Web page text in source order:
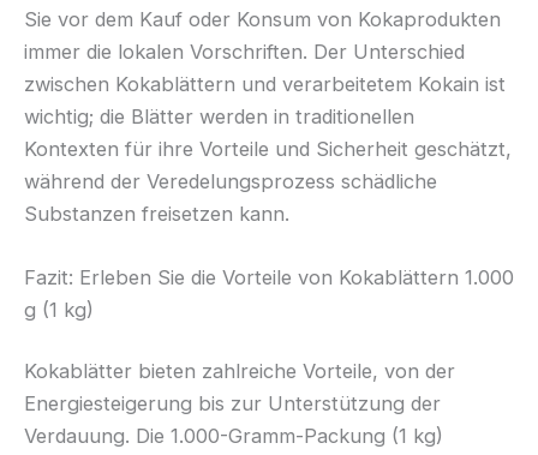
Sie vor dem Kauf oder Konsum von Kokaprodukten
immer die lokalen Vorschriften. Der Unterschied
zwischen Kokablättern und verarbeitetem Kokain ist
wichtig; die Blätter werden in traditionellen
Kontexten für ihre Vorteile und Sicherheit geschätzt,
während der Veredelungsprozess schädliche
Substanzen freisetzen kann.
Fazit: Erleben Sie die Vorteile von Kokablättern 1.000
g (1 kg)
Kokablätter bieten zahlreiche Vorteile, von der
Energiesteigerung bis zur Unterstützung der
Verdauung. Die 1.000-Gramm-Packung (1 kg)